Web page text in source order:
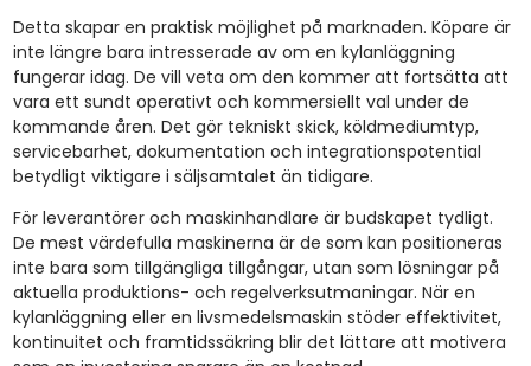
Detta skapar en praktisk möjlighet på marknaden. Köpare är
inte längre bara intresserade av om en kylanläggning
fungerar idag. De vill veta om den kommer att fortsätta att
vara ett sundt operativt och kommersiellt val under de
kommande åren. Det gör tekniskt skick, köldmediumtyp,
servicebarhet, dokumentation och integrationspotential
betydligt viktigare i säljsamtalet än tidigare.
För leverantörer och maskinhandlare är budskapet tydligt.
De mest värdefulla maskinerna är de som kan positioneras
inte bara som tillgängliga tillgångar, utan som lösningar på
aktuella produktions- och regelverksutmaningar. När en
kylanläggning eller en livsmedelsmaskin stöder effektivitet,
kontinuitet och framtidssäkring blir det lättare att motivera